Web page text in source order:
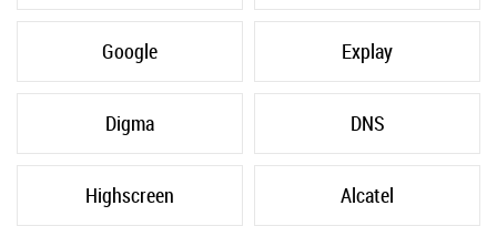
Google Explay
Digma DNS
Highscreen Alcatel